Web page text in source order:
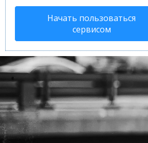
Начать пользоваться
сервисом